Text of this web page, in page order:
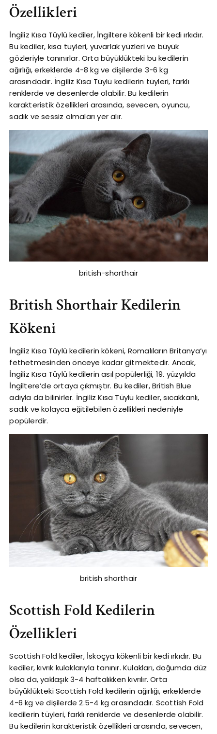
Özellikleri
İngiliz Kısa Tüylü kediler, İngiltere kökenli bir kedi ırkıdır.
Bu kediler, kısa tüyleri, yuvarlak yüzleri ve büyük
gözleriyle tanınırlar. Orta büyüklükteki bu kedilerin
ağırlığı, erkeklerde 4-8 kg ve dişilerde 3-6 kg
arasındadır. İngiliz Kısa Tüylü kedilerin tüyleri, farklı
renklerde ve desenlerde olabilir. Bu kedilerin
karakteristik özellikleri arasında, sevecen, oyuncu,
sadık ve sessiz olmaları yer alır.
british-shorthair
British Shorthair Kedilerin
Kökeni
İngiliz Kısa Tüylü kedilerin kökeni, Romalıların Britanya’yı
fethetmesinden önceye kadar gitmektedir. Ancak,
İngiliz Kısa Tüylü kedilerin asıl popülerliği, 19. yüzyılda
İngiltere’de ortaya çıkmıştır. Bu kediler, British Blue
adıyla da bilinirler. İngiliz Kısa Tüylü kediler, sıcakkanlı,
sadık ve kolayca eğitilebilen özellikleri nedeniyle
popülerdir.
british shorthair
Scottish Fold Kedilerin
Özellikleri
Scottish Fold kediler, İskoçya kökenli bir kedi ırkıdır. Bu
kediler, kıvrık kulaklarıyla tanınır. Kulakları, doğumda düz
olsa da, yaklaşık 3-4 haftalıkken kıvrılır. Orta
büyüklükteki Scottish Fold kedilerin ağırlığı, erkeklerde
4-6 kg ve dişilerde 2.5-4 kg arasındadır. Scottish Fold
kedilerin tüyleri, farklı renklerde ve desenlerde olabilir.
Bu kedilerin karakteristik özellikleri arasında, sevecen,